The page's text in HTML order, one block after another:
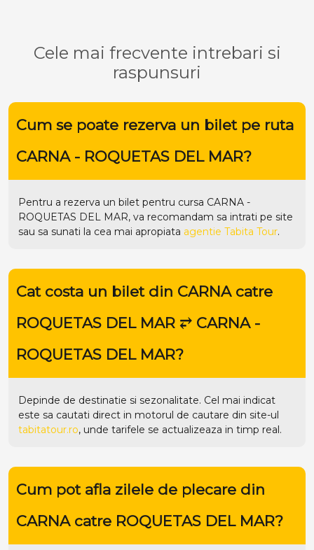
Cele mai frecvente intrebari si
raspunsuri
Cum se poate rezerva un bilet pe ruta
CARNA - ROQUETAS DEL MAR?
Pentru a rezerva un bilet pentru cursa CARNA -
ROQUETAS DEL MAR, va recomandam sa intrati pe site
sau sa sunati la cea mai apropiata agentie Tabita Tour.
Cat costa un bilet din CARNA catre
ROQUETAS DEL MAR ⥂ CARNA -
ROQUETAS DEL MAR?
Depinde de destinatie si sezonalitate. Cel mai indicat
este sa cautati direct in motorul de cautare din site-ul
tabitatour.ro, unde tarifele se actualizeaza in timp real.
Cum pot afla zilele de plecare din
CARNA catre ROQUETAS DEL MAR?